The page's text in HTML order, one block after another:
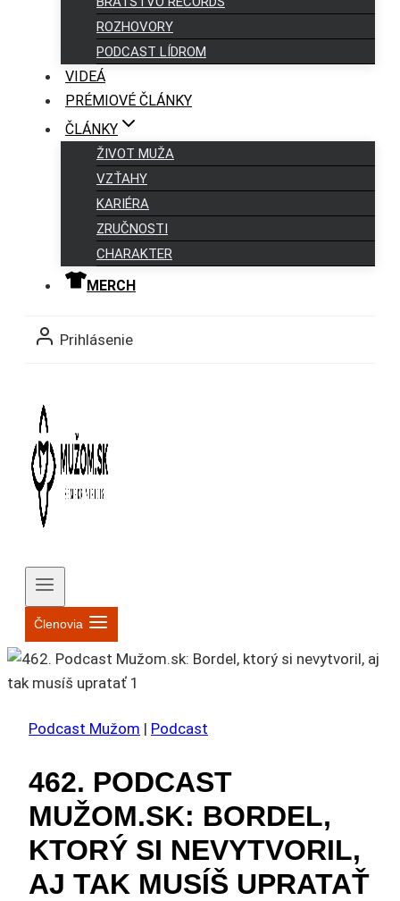
ROZHOVORY
PODCAST LÍDROM
VIDEÁ
PRÉMIOVÉ ČLÁNKY
ČLÁNKY
ŽIVOT MUŽA
VZŤAHY
KARIÉRA
ZRUČNOSTI
CHARAKTER
MERCH
Prihlásenie
Členovia
Podcast Mužom | Podcast
462. PODCAST
MUŽOM.SK: BORDEL,
KTORÝ SI NEVYTVORIL,
AJ TAK MUSÍŠ UPRATAŤ